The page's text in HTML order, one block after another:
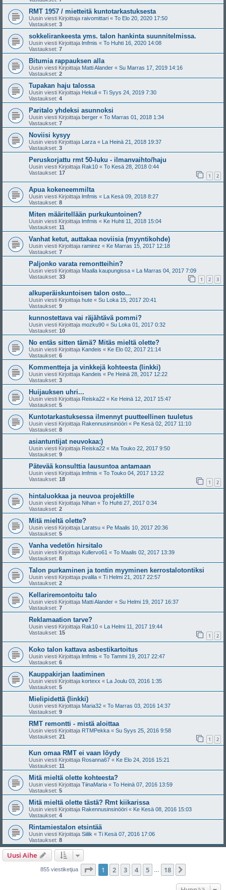
RMT 1957 / mietteitä kuntotarkastuksesta
Uusin viesti Kirjoittaja raivomittari « To Elo 20, 2020 17:50
Vastaukset: 3
sokkelirankeesta yms. talon hankinta suunnitelmissa.
Uusin viesti Kirjoittaja lmfmis « To Huhti 16, 2020 14:08
Vastaukset: 7
Bitumia rappauksen alla
Uusin viesti Kirjoittaja Matti Alander « Su Marras 17, 2019 14:16
Vastaukset: 2
Tupakan haju talossa
Uusin viesti Kirjoittaja Hekuli « Ti Syys 24, 2019 7:30
Vastaukset: 4
Paritalo yhdeksi asunnoksi
Uusin viesti Kirjoittaja berger « To Marras 01, 2018 1:34
Vastaukset: 7
Noviisi kysyy
Uusin viesti Kirjoittaja Larza « La Heinä 21, 2018 19:37
Vastaukset: 3
Peruskorjattu rmt 50-luku - ilmanvaihto/haju
Uusin viesti Kirjoittaja Rak10 « To Kesä 28, 2018 0:44
Vastaukset: 17 1 2
Apua kokeneemmilta
Uusin viesti Kirjoittaja lmfmis « La Kesä 09, 2018 8:27
Vastaukset: 8
Miten määritellään purkukuntoinen?
Uusin viesti Kirjoittaja lmfmis « Ke Huhti 11, 2018 15:04
Vastaukset: 11
Vanhat ketut, auttakaa noviisia (myyntikohde)
Uusin viesti Kirjoittaja ramirez « Ke Marras 15, 2017 12:18
Vastaukset: 7
Paljonko varata remontteihin?
Uusin viesti Kirjoittaja Maalla kaupungissa « La Marras 04, 2017 7:09
Vastaukset: 33 1 2 3
alkuperäiskuntoisen talon osto...
Uusin viesti Kirjoittaja hute « Su Loka 15, 2017 20:41
Vastaukset: 9
kunnostettava vai räjähtävä pommi?
Uusin viesti Kirjoittaja mozku90 « Su Loka 01, 2017 0:32
Vastaukset: 10
No entäs sitten tämä? Mitäs mieltä olette?
Uusin viesti Kirjoittaja Kandeis « Ke Elo 02, 2017 21:14
Vastaukset: 6
Kommentteja ja vinkkejä kohteesta (linkki)
Uusin viesti Kirjoittaja Kandeis « Pe Heinä 28, 2017 12:22
Vastaukset: 3
Huijauksen uhri...
Uusin viesti Kirjoittaja Reiska22 « Ke Heinä 12, 2017 15:47
Vastaukset: 5
Kuntotarkastuksessa ilmennyt puutteellinen tuuletus
Uusin viesti Kirjoittaja Rakennusinsinööri « Pe Kesä 02, 2017 11:10
Vastaukset: 8
asiantuntijat neuvokaa:)
Uusin viesti Kirjoittaja Reiska22 « Ma Touko 22, 2017 9:50
Vastaukset: 9
Pätevää konsulttia lausuntoa antamaan
Uusin viesti Kirjoittaja lmfmis « To Touko 04, 2017 13:22
Vastaukset: 18 1 2
hintaluokkaa ja neuvoa projektille
Uusin viesti Kirjoittaja Nihan « To Huhti 27, 2017 0:34
Vastaukset: 2
Mitä mieltä olette?
Uusin viesti Kirjoittaja Laratsu « Pe Maalis 10, 2017 20:36
Vastaukset: 5
Vanha vedetön hirsitalo
Uusin viesti Kirjoittaja Kullervo61 « To Maalis 02, 2017 13:39
Vastaukset: 8
Talon purkaminen ja tontin myyminen kerrostalotontiksi
Uusin viesti Kirjoittaja pvalila « Ti Helmi 21, 2017 22:57
Vastaukset: 2
Kellariremontoitu talo
Uusin viesti Kirjoittaja Matti Alander « Su Helmi 19, 2017 16:37
Vastaukset: 7
Reklamaation tarve?
Uusin viesti Kirjoittaja Rak10 « La Helmi 11, 2017 19:44
Vastaukset: 15 1 2
Koko talon kattava asbestikartoitus
Uusin viesti Kirjoittaja lmfmis « To Tammi 19, 2017 22:47
Vastaukset: 6
Kauppakirjan laatiminen
Uusin viesti Kirjoittaja kortexx « La Joulu 03, 2016 1:35
Vastaukset: 5
Mielipidettä (linkki)
Uusin viesti Kirjoittaja Maria32 « To Marras 03, 2016 14:37
Vastaukset: 9
RMT remontti - mistä aloittaa
Uusin viesti Kirjoittaja RTMPekka « Su Syys 25, 2016 9:58
Vastaukset: 21 1 2
Kun omaa RMT ei vaan löydy
Uusin viesti Kirjoittaja Rosanna67 « Ke Elo 24, 2016 15:21
Vastaukset: 11
Mitä mieltä olette kohteesta?
Uusin viesti Kirjoittaja TiinaMaria « To Heinä 07, 2016 13:59
Vastaukset: 5
Mitä mieltä olette tästä? Rmt kiikarissa
Uusin viesti Kirjoittaja Rakennusinsinööri « Ke Kesä 08, 2016 15:03
Vastaukset: 4
Rintamiestalon etsintää
Uusin viesti Kirjoittaja Siilik « Ti Kesä 07, 2016 17:06
Vastaukset: 8
Uusi Aihe
855 viestiketjua Sivu /18
1 2 3 4 5 18